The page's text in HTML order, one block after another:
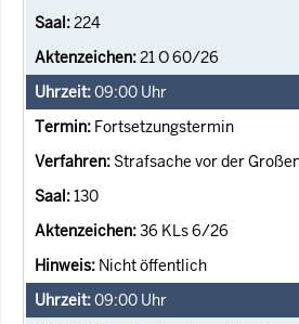
224
21 O 60/26
09:00 Uhr
Fortsetzungstermin
Strafsache vor der
130
36 KLs 6/26
Nicht öffentlich
09:00 Uhr